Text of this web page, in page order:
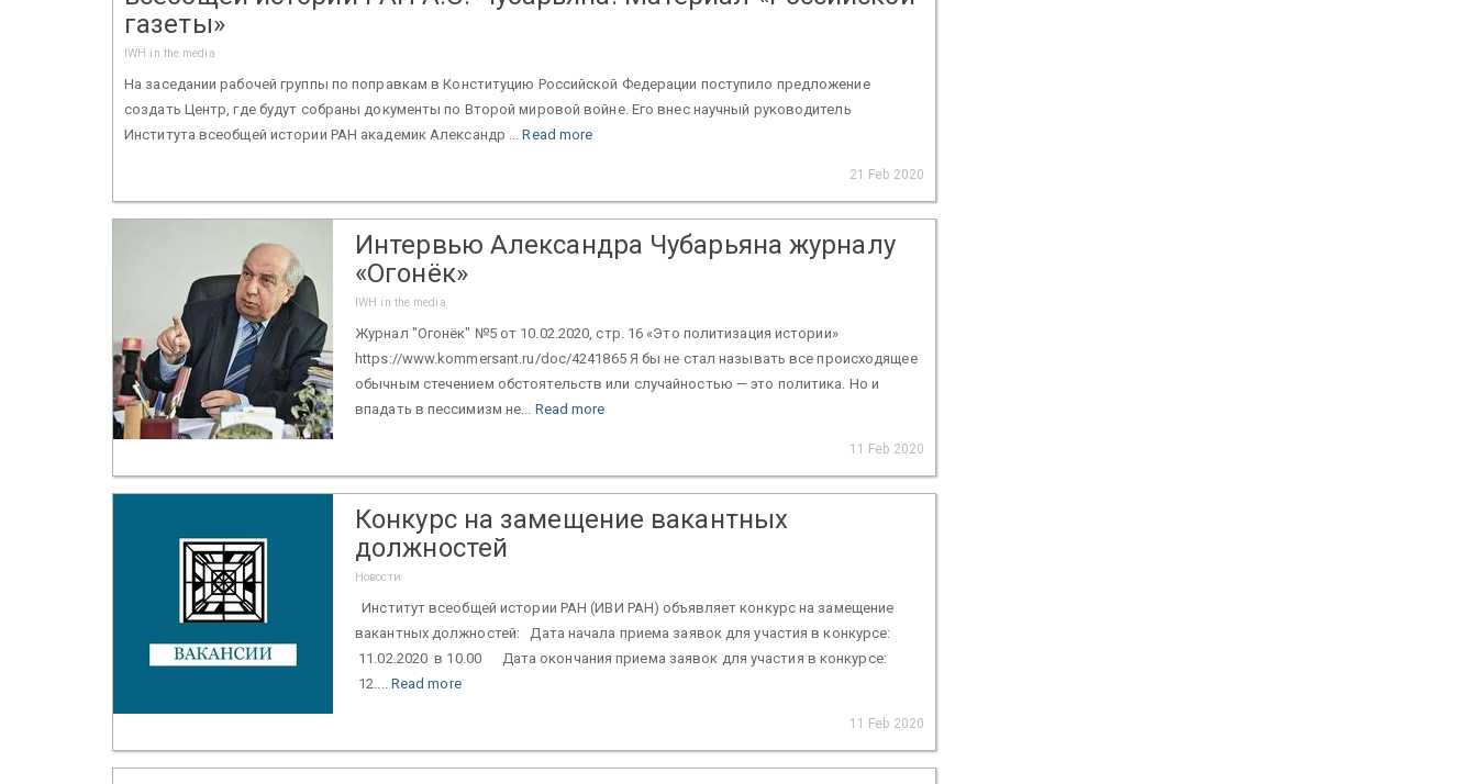
газеты»
IWH in the media
На заседании рабочей группы по поправкам в Конституцию Российской Федерации поступило предложение
создать Центр, где будут собраны документы по Второй мировой войне. Его внес научный руководитель
Института всеобщей истории РАН академик Александр ...Read more
21 Feb 2020
Интервью Александра Чубарьяна журналу
«Огонёк»
IWH in the media
Журнал "Огонёк" №5 от 10.02.2020, стр. 16 «Это политизация истории»
https://www.kommersant.ru/doc/4241865 Я бы не стал называть все происходящее
обычным стечением обстоятельств или случайностью — это политика. Но и
впадать в пессимизм не... Read more
11 Feb 2020
Конкурс на замещение вакантных
должностей
Новости
Институт всеобщей истории РАН (ИВИ РАН) объявляет конкурс на замещение
вакантных должностей: Дата начала приема заявок для участия в конкурсе:
11.02.2020 в 10.00 Дата окончания приема заявок для участия в конкурсе:
12.... Read more
11 Feb 2020